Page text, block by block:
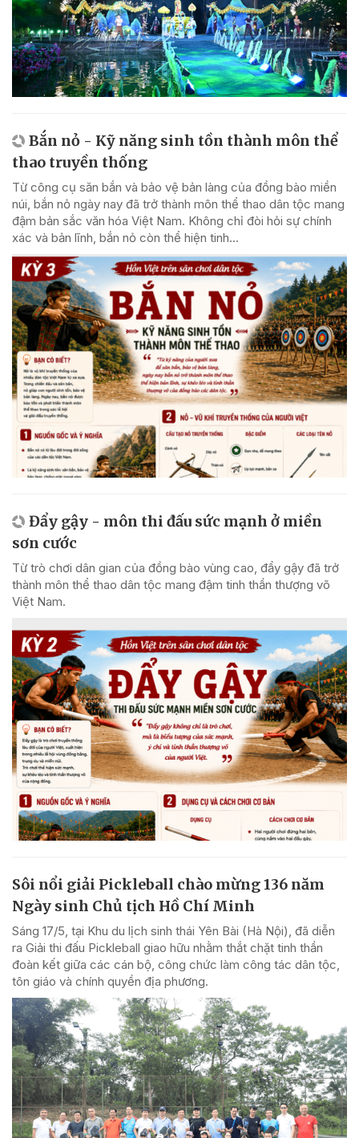
Bắn nỏ - Kỹ năng sinh tồn thành môn thể
thao truyền thống
Từ công cụ săn bắn và bảo vệ bản làng của đồng bào miền
núi, bắn nỏ ngày nay đã trở thành môn thể thao dân tộc mang
đậm bản sắc văn hóa Việt Nam. Không chỉ đòi hỏi sự chính
xác và bản lĩnh, bắn nỏ còn thể hiện tinh...
Đẩy gậy - môn thi đấu sức mạnh ở miền
sơn cước
Từ trò chơi dân gian của đồng bào vùng cao, đẩy gậy đã trở
thành môn thể thao dân tộc mang đậm tinh thần thượng võ
Việt Nam.
Sôi nổi giải Pickleball chào mừng 136 năm
Ngày sinh Chủ tịch Hồ Chí Minh
Sáng 17/5, tại Khu du lịch sinh thái Yên Bài (Hà Nội), đã diễn
ra Giải thi đấu Pickleball giao hữu nhằm thắt chặt tinh thần
đoàn kết giữa các cán bộ, công chức làm công tác dân tộc,
tôn giáo và chính quyền địa phương.